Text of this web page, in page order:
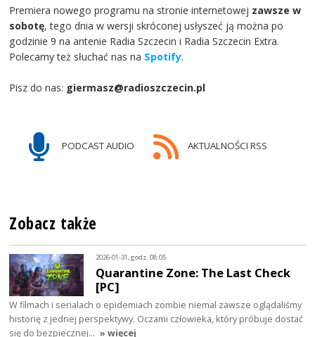
Premiera nowego programu na stronie internetowej zawsze w
sobotę, tego dnia w wersji skróconej usłyszeć ją można po
godzinie 9 na antenie Radia Szczecin i Radia Szczecin Extra.
Polecamy też słuchać nas na Spotify.
Pisz do nas: giermasz@radioszczecin.pl
PODCAST AUDIO AKTUALNOŚCI RSS
Zobacz także
2026-01-31, godz. 08:05
Quarantine Zone: The Last Check
[PC]
W filmach i serialach o epidemiach zombie niemal zawsze oglądaliśmy
historię z jednej perspektywy. Oczami człowieka, który próbuje dostać
się do bezpiecznej… » więcej